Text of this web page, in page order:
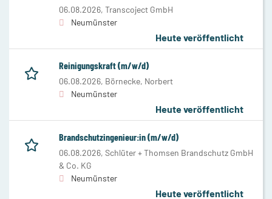
06.08.2026, Transcoject GmbH
Neumünster
Heute veröffentlicht
Reinigungskraft (m/w/d)
06.08.2026, Börnecke, Norbert
Neumünster
Heute veröffentlicht
Brandschutzingenieur:in (m/w/d)
06.08.2026, Schlüter + Thomsen Brandschutz GmbH
& Co. KG
Neumünster
Heute veröffentlicht